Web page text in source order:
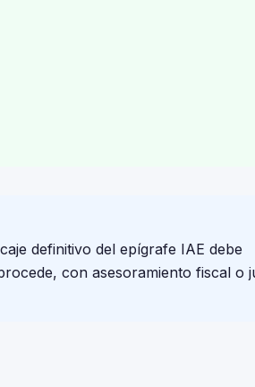
definitivo del epígrafe IAE debe
con asesoramiento fiscal o